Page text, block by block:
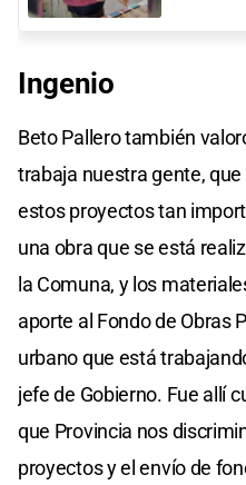
Ingenio
Beto Pallero también
trabaja nuestra gente,
estos proyectos tan
una obra que se está
la Comuna, y los
aporte al Fondo de Obras
urbano que está
jefe de Gobierno. Fue allí
que Provincia nos
proyectos y el envío de